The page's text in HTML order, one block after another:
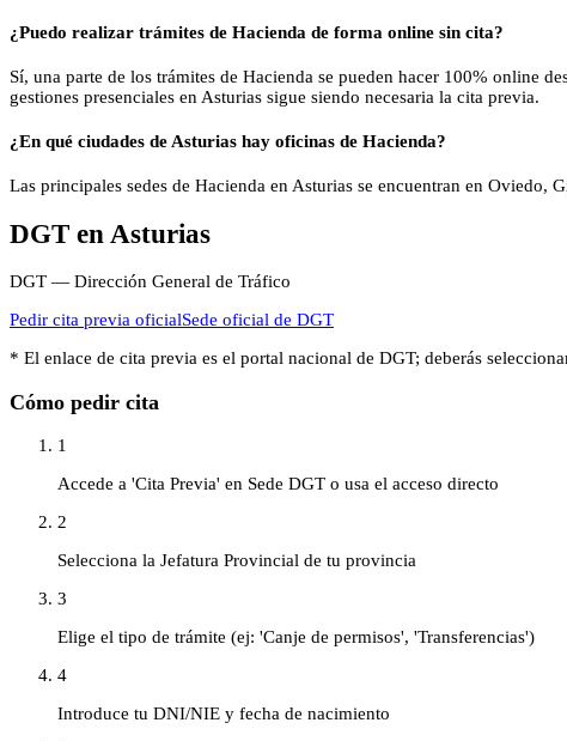
¿Puedo realizar trámites de Hacienda de forma online sin cita?
Sí, una parte de los trámites de Hacienda se pueden hacer 100% online
gestiones presenciales en Asturias sigue siendo necesaria la cita previa.
¿En qué ciudades de Asturias hay oficinas de Hacienda?
Las principales sedes de Hacienda en Asturias se encuentran en
DGT en Asturias
DGT — Dirección General de Tráfico
Pedir cita previa oficialSede oficial de DGT
* El enlace de cita previa es el portal nacional de DGT; deberás
Cómo pedir cita
1
Accede a 'Cita Previa' en Sede DGT o usa el acceso directo
2
Selecciona la Jefatura Provincial de tu provincia
3
Elige el tipo de trámite (ej: 'Canje de permisos', 'Transferencias')
4
Introduce tu DNI/NIE y fecha de nacimiento